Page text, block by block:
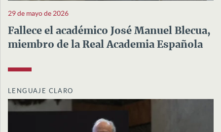
29 de mayo de 2026
Fallece el académico José Manuel Blecua,
miembro de la Real Academia Española
LENGUAJE CLARO